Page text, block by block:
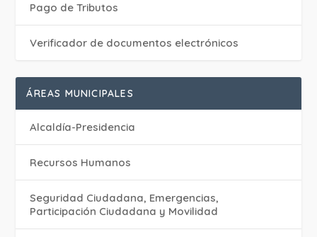
Pago de Tributos
Verificador de documentos electrónicos
ÁREAS MUNICIPALES
Alcaldía-Presidencia
Recursos Humanos
Seguridad Ciudadana, Emergencias,
Participación Ciudadana y Movilidad